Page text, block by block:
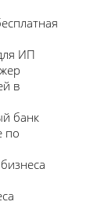
ИП
в
банк
по